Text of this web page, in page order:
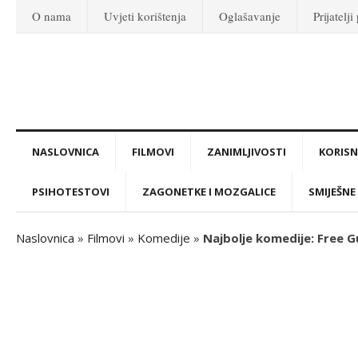
O nama Uvjeti korištenja Oglašavanje Prijatelji
NASLOVNICA FILMOVI ZANIMLJIVOSTI
PSIHOTESTOVI ZAGONETKE I MOZGALICE
Naslovnica » Filmovi » Komedije » Najbolje komedije: Free